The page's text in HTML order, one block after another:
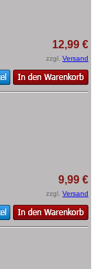
12,99 €
zzgl. Versand
9,99 €
zzgl. Versand